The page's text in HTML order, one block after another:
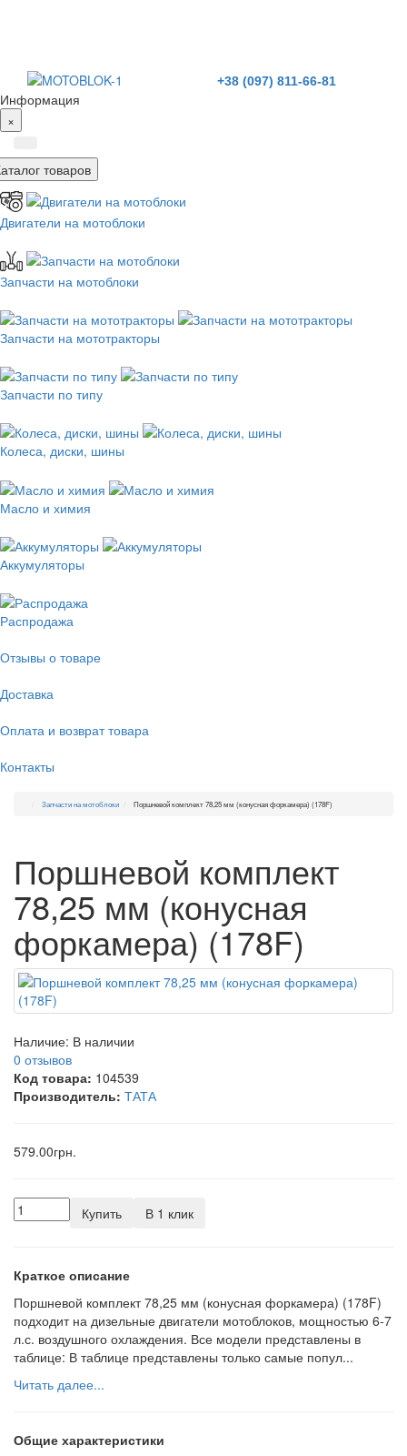
+38 (097) 811-66-81
Информация
×
товаров
Двигатели на мотоблоки
Запчасти на мотоблоки
Запчасти на мототракторы
Запчасти по типу
Колеса, диски, шины
Масло и химия
Аккумуляторы
Распродажа
Отзывы о товаре
Доставка
Оплата и возврат товара
Контакты
Запчасти на мотоблоки Поршневой комплект 78,25 мм (конусная форкамера) (178F)
Поршневой комплект
78,25 мм (конусная
форкамера) (178F)
Наличие: В наличии
0 отзывов
Код товара: 104539
Производитель: ТАТА
579.00грн.
Купить В 1 клик
Краткое описание
Поршневой комплект 78,25 мм (конусная форкамера) (178F)
подходит на дизельные двигатели мотоблоков, мощностью 6-7
л.с. воздушного охлаждения. Все модели представлены в
таблице: В таблице представлены только самые попул...
Читать далее...
Общие характеристики